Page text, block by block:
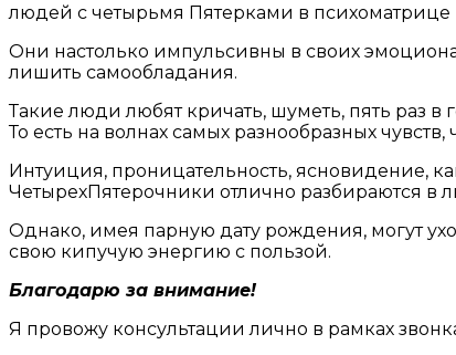
людей с четырьмя Пятерками в психоматрице
Они настолько импульсивны в своих
лишить самообладания.
Такие люди любят кричать, шуметь, пять раз в
То есть на волнах самых разнообразных
Интуиция, проницательность, ясновидение,
ЧетырехПятерочники отлично разбираются в
Однако, имея парную дату рождения, могут
свою кипучую энергию с пользой.
Благодарю за внимание!
Я провожу консультации лично в рамках